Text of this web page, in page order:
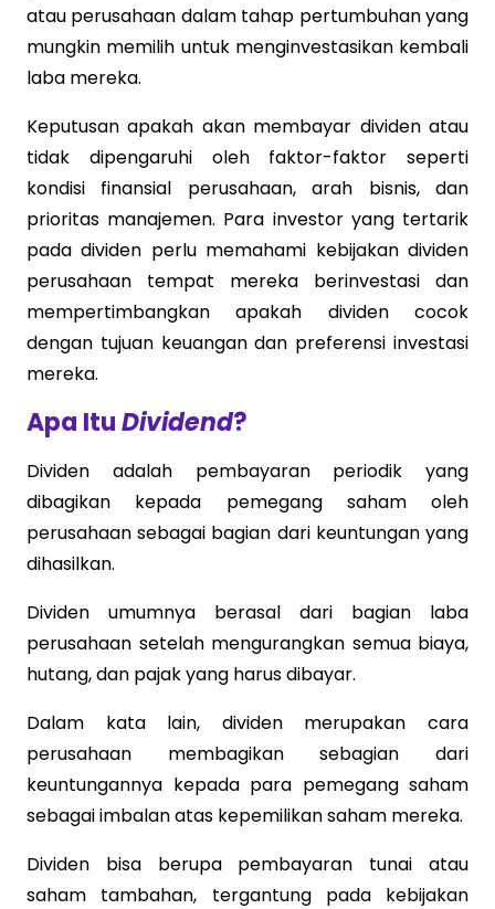
atau perusahaan dalam tahap pertumbuhan yang
mungkin memilih untuk menginvestasikan kembali
laba mereka.
Keputusan apakah akan membayar dividen atau
tidak dipengaruhi oleh faktor-faktor seperti
kondisi finansial perusahaan, arah bisnis, dan
prioritas manajemen. Para investor yang tertarik
pada dividen perlu memahami kebijakan dividen
perusahaan tempat mereka berinvestasi dan
mempertimbangkan apakah dividen cocok
dengan tujuan keuangan dan preferensi investasi
mereka.
Apa ItuDividend?
Dividen adalah pembayaran periodik yang
dibagikan kepada pemegang saham oleh
perusahaan sebagai bagian dari keuntungan yang
dihasilkan.
Dividen umumnya berasal dari bagian laba
perusahaan setelah mengurangkan semua biaya,
hutang, dan pajak yang harus dibayar.
Dalam kata lain, dividen merupakan cara
perusahaan membagikan sebagian dari
keuntungannya kepada para pemegang saham
sebagai imbalan atas kepemilikan saham mereka.
Dividen bisa berupa pembayaran tunai atau
saham tambahan, tergantung pada kebijakan